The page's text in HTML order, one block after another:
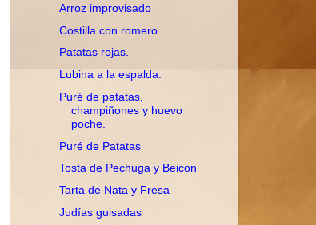
Arroz improvisado
Costilla con romero.
Patatas rojas.
Lubina a la espalda.
Puré de patatas,
champiñones y huevo
poche.
Puré de Patatas
Tosta de Pechuga y Beicon
Tarta de Nata y Fresa
Judías guisadas